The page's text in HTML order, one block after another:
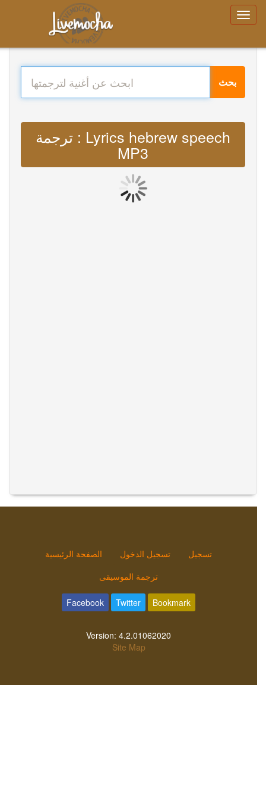
بحث
ترجمة : Lyrics hebrew speech
MP3
الصفحة الرئيسية تسجيل الدخول
تسجيل
ترجمة الموسيقى
Facebook Twitter Bookmark
Version: 4.2.01062020
Site Map